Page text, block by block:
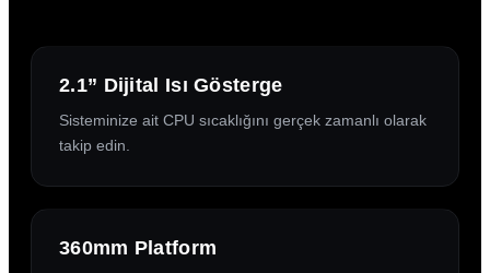
2.1” Dijital Isı Gösterge
Sisteminize ait CPU sıcaklığını gerçek zamanlı olarak
takip edin.
360mm Platform